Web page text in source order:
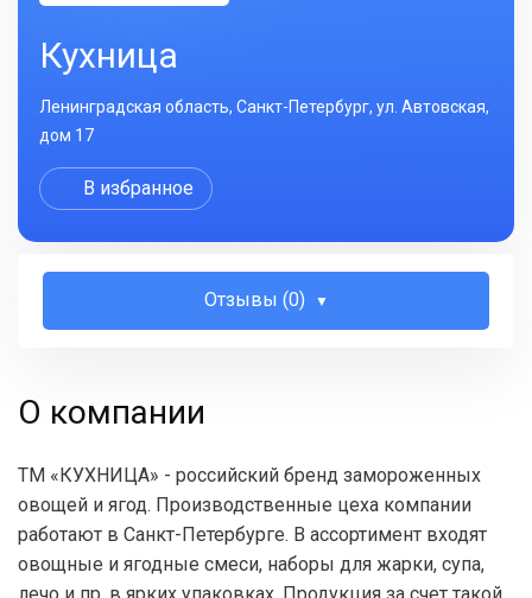
Кухница
Ленинградская область, Санкт-Петербург, ул. Автовская,
дом 17
В избранное
Отзывы (0)
О компании
ТМ «КУХНИЦА» - российский бренд замороженных
овощей и ягод. Производственные цеха компании
работают в Санкт-Петербурге. В ассортимент входят
овощные и ягодные смеси, наборы для жарки, супа,